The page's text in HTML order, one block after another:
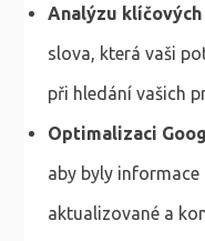
Analýzu klíčových
slova, která vaši
při hledání vašich
Optimalizaci
aby byly
aktualizované a